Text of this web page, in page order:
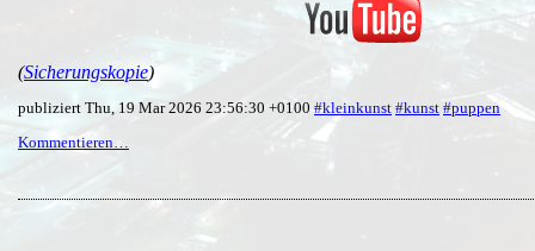
(Sicherungskopie)
publiziert Thu, 19 Mar 2026 23:56:30 +0100 #kleinkunst #kunst #puppen
Kommentieren…